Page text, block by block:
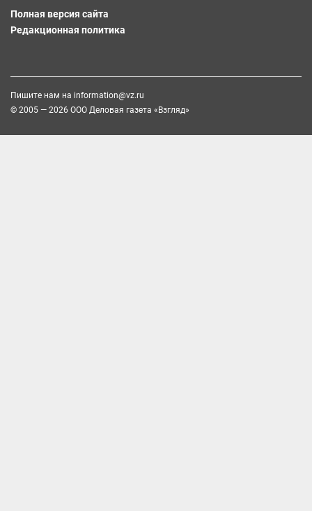
Полная версия сайта
Редакционная политика
Пишите нам на information@vz.ru
© 2005 — 2026 ООО Деловая газета «Взгляд»